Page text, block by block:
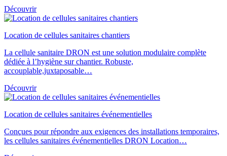
Découvrir
Location de cellules sanitaires chantiers
La cellule sanitaire DRON est une solution modulaire complète
dédiée à l’hygiène sur chantier. Robuste,
accouplable,juxtaposable…
Découvrir
Location de cellules sanitaires événementielles
Conçues pour répondre aux exigences des installations temporaires,
les cellules sanitaires événementielles DRON Location…